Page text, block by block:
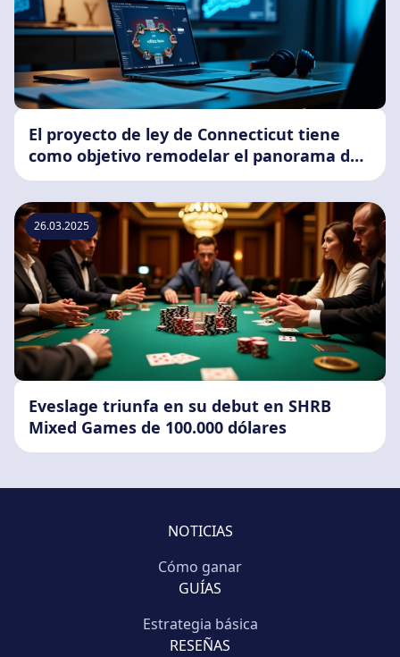
El proyecto de ley de Connecticut tiene
como objetivo remodelar el panorama del
póker en línea
26.03.2025
Eveslage triunfa en su debut en SHRB
Mixed Games de 100.000 dólares
NOTICIAS
Cómo ganar
GUÍAS
Estrategia básica
RESEÑAS